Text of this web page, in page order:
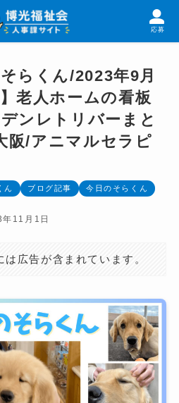
応募
そらくん/2023年9月
老人ホームの看板
ンレトリバーまと
阪/アニマルセラピ
ん ブログ記事
今日のそらくん
11月1日
広告が含まれています。